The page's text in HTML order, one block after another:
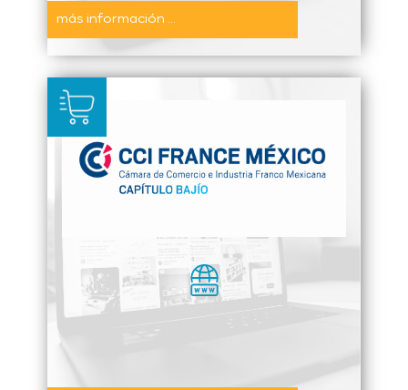
más información ...